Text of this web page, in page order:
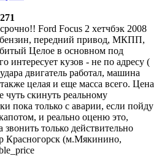
Ford Focus 2 хетчбэк 2008
передний привод, МКПП,
Целое в основном под
интересует кузов - не по адресу (
двигатель работал, машина
целая и еще масса всего. Цена
чуть скинуть реальному
пока только с аварии, если пойду
и реально оценю это,
только действительно
Красногорск (м.Мякинино,